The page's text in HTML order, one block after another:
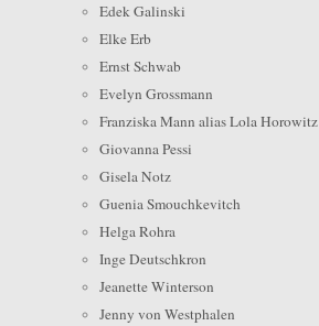
Edek Galinski
Elke Erb
Ernst Schwab
Evelyn Grossmann
Franziska Mann alias Lola Horowitz
Giovanna Pessi
Gisela Notz
Guenia Smouchkevitch
Helga Rohra
Inge Deutschkron
Jeanette Winterson
Jenny von Westphalen